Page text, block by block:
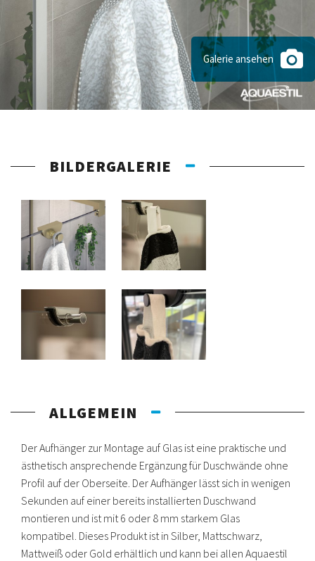
Galerie ansehen
BILDERGALERIE
ALLGEMEIN
Der Aufhänger zur Montage auf Glas ist eine praktische und
ästhetisch ansprechende Ergänzung für Duschwände ohne
Profil auf der Oberseite. Der Aufhänger lässt sich in wenigen
Sekunden auf einer bereits installierten Duschwand
montieren und ist mit 6 oder 8 mm starkem Glas
kompatibel. Dieses Produkt ist in Silber, Mattschwarz,
Mattweiß oder Gold erhältlich und kann bei allen Aquaestil